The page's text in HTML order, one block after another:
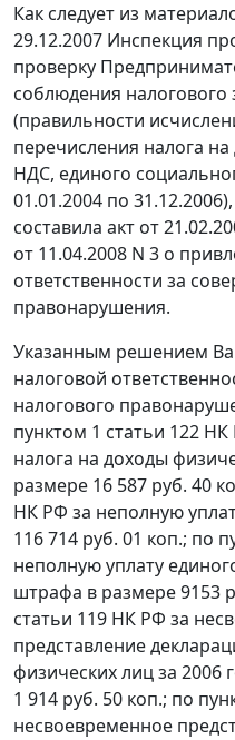
Как следует из
29.12.2007 Инспекция
проверку
соблюдения налогового
(правильности
перечисления налога
НДС, единого
01.01.2004 по
составила акт от
от 11.04.2008 N 3 о
ответственности за
правонарушения.
Указанным решением
налоговой
налогового
пунктом 1 статьи 122 НК
налога на доходы
размере 16 587 руб. 40
НК РФ за неполную
116 714 руб. 01 коп.; по
неполную уплату
штрафа в размере 9153
статьи 119 НК РФ за
представление
физических лиц за 2006
1 914 руб. 50 коп.; по
несвоевременное